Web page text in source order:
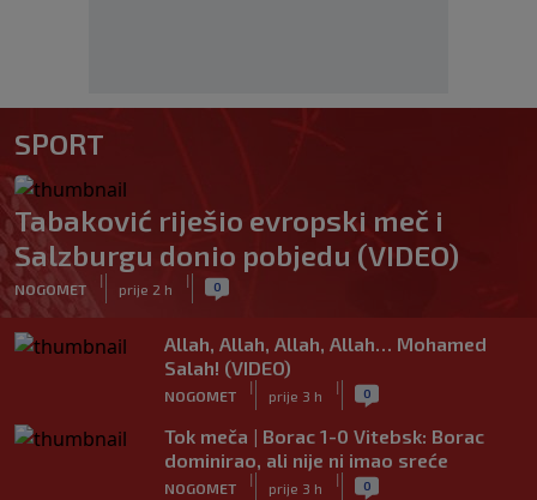
SPORT
Tabaković riješio evropski meč i
Salzburgu donio pobjedu (VIDEO)
NOGOMET
|
prije 2 h
| 0
Allah, Allah, Allah, Allah… Mohamed
Salah! (VIDEO)
NOGOMET
|
prije 3 h
| 0
Tok meča | Borac 1-0 Vitebsk: Borac
dominirao, ali nije ni imao sreće
NOGOMET
|
prije 3 h
| 0